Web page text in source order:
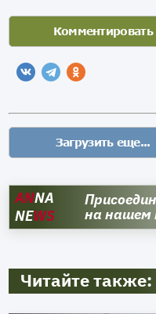
ANNA
NEWS
на нашем
Читайте также: